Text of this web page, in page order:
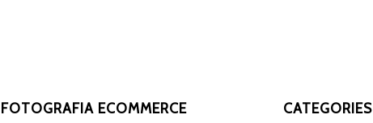
FOTOGRAFIA ECOMMERCE CATEGORIES